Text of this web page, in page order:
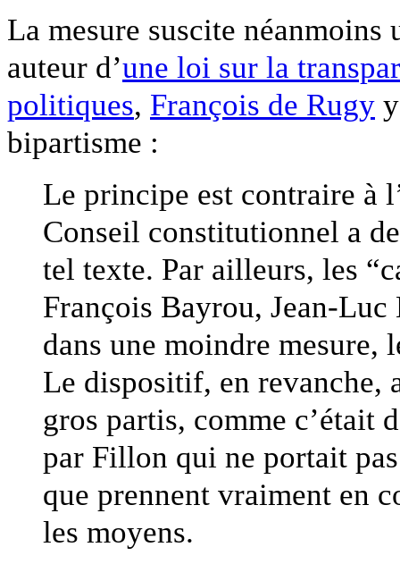
La mesure suscite
auteur d’une loi sur la
politiques, François de Rugy
bipartisme :
Le principe est contraire à
Conseil constitutionnel a
tel texte. Par ailleurs, les
François Bayrou, Jean-
dans une moindre mesure,
Le dispositif, en revanche,
gros partis, comme c’était
par Fillon qui ne portait
que prennent vraiment en
les moyens.